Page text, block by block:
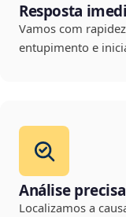
Resposta
Vamos com
entupimento e
Análise precisa
Localizamos a